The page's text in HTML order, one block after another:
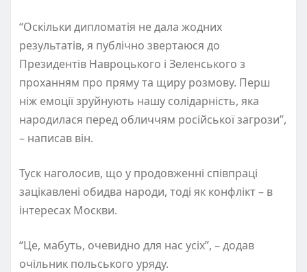
“Оскільки дипломатія не дала жодних
результатів, я публічно звертаюся до
Президентів Навроцького і Зеленського з
проханням про пряму та щиру розмову. Перш
ніж емоції зруйнують нашу солідарність, яка
народилася перед обличчям російської загрози”,
– написав він.
Туск наголосив, що у продовженні співпраці
зацікавлені обидва народи, тоді як конфлікт – в
інтересах Москви.
“Це, мабуть, очевидно для нас усіх”, – додав
очільник польського уряду.